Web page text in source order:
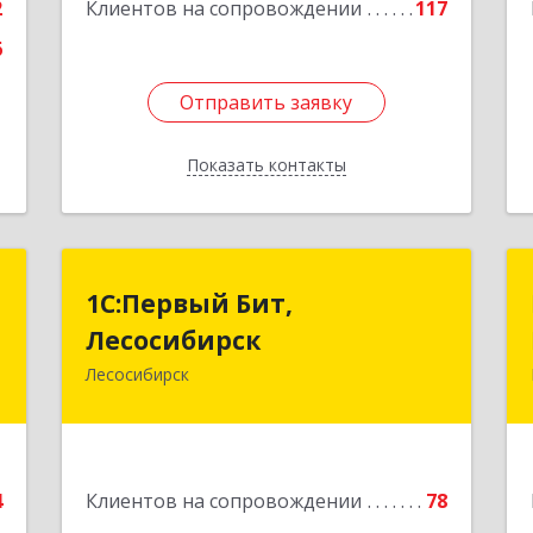
Клиентов на сопровождении 117
Отправить заявку
Показать контакты
Отправить заявку
Назад
1С:Первый Бит,
Лесосибирск
Лесосибирск
Клиентов на сопровождении 78
Лесосибирск
662544, Красноярский край,
Подробнее